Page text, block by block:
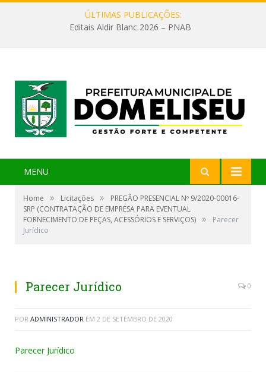
ÚLTIMAS PUBLICAÇÕES:
Editais Aldir Blanc 2026 – PNAB
MENU
Home » Licitações »
PREGÃO PRESENCIAL Nº 9/2020-00016-
SRP (CONTRATAÇÃO DE EMPRESA PARA EVENTUAL
FORNECIMENTO DE PEÇAS, ACESSÓRIOS E SERVIÇOS) »
Parecer
Jurídico
Parecer Jurídico 0
POR ADMINISTRADOR EM 2 DE SETEMBRO DE 2020
Parecer Jurídico